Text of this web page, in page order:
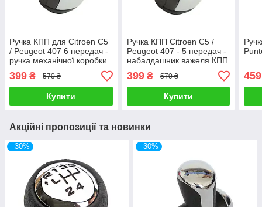
Ручка КПП для Citroen C5
/ Peugeot 407 6 передач -
ручка механічної коробки
передач
399 ₴ 570 ₴
Купити
Ручка КПП Citroen C5 /
Peugeot 407 - 5 передач -
набалдашник важеля КПП
на 5 ступенів
399₴ 570 ₴
Купити
459
Акційні пропозиції та новинки
–30% –30%